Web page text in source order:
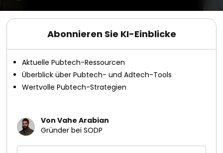
Abonnieren Sie KI-Einblicke
Aktuelle Pubtech-Ressourcen
Überblick über Pubtech- und Adtech-Tools
Wertvolle Pubtech-Strategien
Von Vahe Arabian
Gründer bei SODP